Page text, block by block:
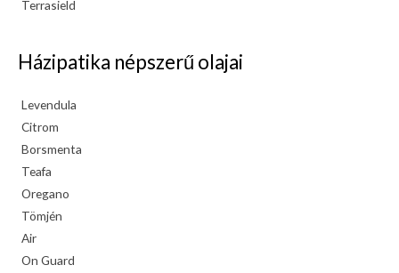
Terrasield
Házipatika népszerű olajai
Levendula
Citrom
Borsmenta
Teafa
Oregano
Tömjén
Air
On Guard